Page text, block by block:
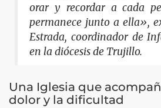
orar y recordar a cada
permanece junto a ella»,
Estrada, coordinador de
en la diócesis de Trujillo.
Una Iglesia que
dolor y la dificultad